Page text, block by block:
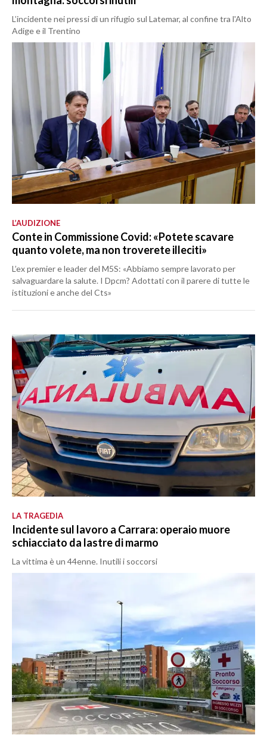
L’incidente nei pressi di un rifugio sul Latemar, al confine tra l'Alto
Adige e il Trentino
L’AUDIZIONE
Conte in Commissione Covid: «Potete scavare
quanto volete, ma non troverete illeciti»
L’ex premier e leader del M5S: «Abbiamo sempre lavorato per
salvaguardare la salute. I Dpcm? Adottati con il parere di tutte le
istituzioni e anche del Cts»
LA TRAGEDIA
Incidente sul lavoro a Carrara: operaio muore
schiacciato da lastre di marmo
La vittima è un 44enne. Inutili i soccorsi